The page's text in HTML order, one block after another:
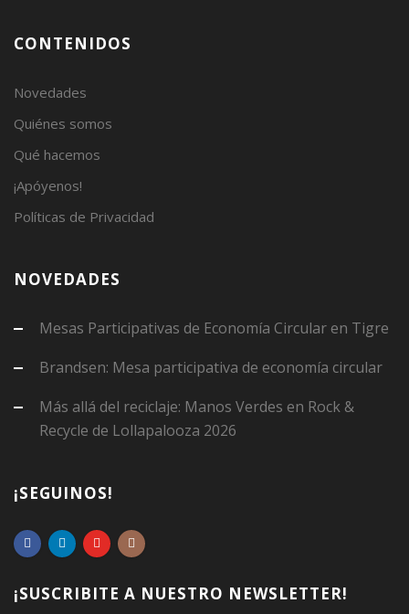
CONTENIDOS
Novedades
Quiénes somos
Qué hacemos
¡Apóyenos!
Políticas de Privacidad
NOVEDADES
Mesas Participativas de Economía Circular en Tigre
Brandsen: Mesa participativa de economía circular
Más allá del reciclaje: Manos Verdes en Rock &
Recycle de Lollapalooza 2026
¡SEGUINOS!
¡SUSCRIBITE A NUESTRO NEWSLETTER!